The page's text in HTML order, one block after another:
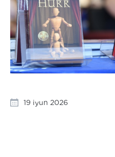
19 iyun 2026